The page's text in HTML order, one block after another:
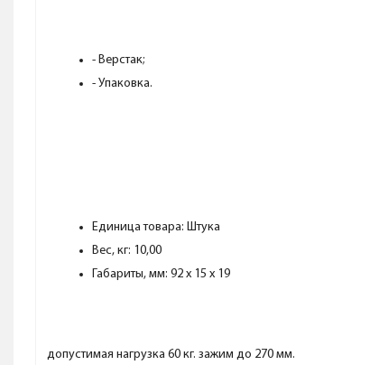
- Верстак;
- Упаковка.
Единица товара: Штука
Вес, кг: 10,00
Габариты, мм: 92 x 15 x 19
допустимая нагрузка 60 кг. зажим до 270 мм.